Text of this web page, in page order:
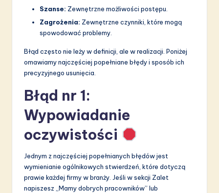
Szanse: Zewnętrzne możliwości postępu.
Zagrożenia: Zewnętrzne czynniki, które mogą
spowodować problemy.
Błąd często nie leży w definicji, ale w realizacji. Poniżej
omawiamy najczęściej popełniane błędy i sposób ich
precyzyjnego usunięcia.
Błąd nr 1:
Wypowiadanie
oczywistości
Jednym z najczęściej popełnianych błędów jest
wymienianie ogólnikowych stwierdzeń, które dotyczą
prawie każdej firmy w branży. Jeśli w sekcji Zalet
napiszesz „Mamy dobrych pracowników” lub